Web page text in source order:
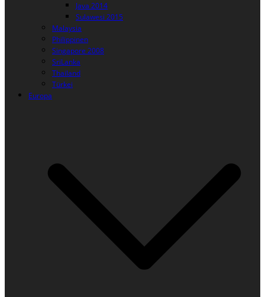
Java 2014
Sulawesi 2015
Malaysia
Philippinen
Singapore 2008
SriLanka
Thailand
Türkei
Europa